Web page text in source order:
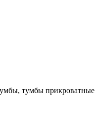
тумбы прикроватные